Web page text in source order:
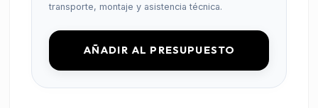
transporte, montaje y asistencia técnica.
AÑADIR AL PRESUPUESTO